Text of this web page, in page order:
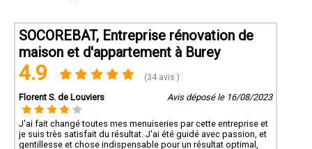
SOCOREBAT, Entreprise rénovation de
maison et d'appartement à Burey
4.9 (34 avis )
Florent S. de Louviers Avis déposé le 16/08/2023
J'ai fait changé toutes mes menuiseries par cette entreprise et
je suis très satisfait du résultat. J'ai été guidé avec passion, et
gentillesse et chose indispensable pour un résultat optimal,